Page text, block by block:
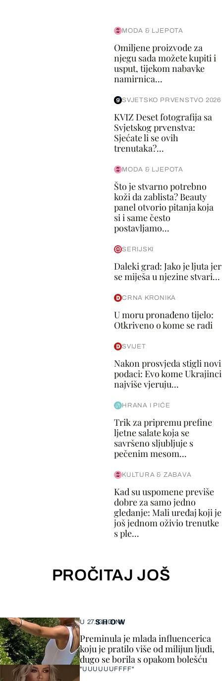
MODA & LJEPOTA
Omiljene proizvode za
njegu sada možete kupiti i
usput, tijekom nabavke
namirnica...
SVJETSKO PRVENSTVO 2026
KVIZ Deset fotografija sa
Svjetskog prvenstva:
Sjećate li se ovih
trenutaka?...
MODA & LJEPOTA
Što je stvarno potrebno
koži da zablista? Beauty
panel otvorio pitanja koja
si i same često
postavljamo...
SERIJSKI
Daleki grad: Jako je ljuta jer
se miješa u njezine stvari...
CRNA KRONIKA
U moru pronađeno tijelo:
Otkriveno o kome se radi
SVIJET
Nakon prosvjeda stigli novi
podaci: Evo kome Ukrajinci
najviše vjeruju...
HRANA I PIĆE
Trik za pripremu prefine
ljetne salate koja se
savršeno sljubljuje s
pečenim mesom...
KULTURA & ZABAVA
Kad su uspomene previše
dobre za samo jedno
gledanje: Mali uređaj koji je
još jednom oživio trenutke
s ple...
PROČITAJ JOŠ
SHOW
U 27. GODINI
Preminula je mlada influencerica
koju je pratilo više od milijun ljudi,
dugo se borila s opakom bolešću
"UUUUUUFFFF"